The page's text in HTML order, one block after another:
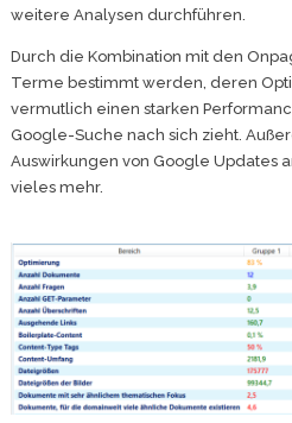
weitere Analysen durchführen.
Durch die Kombination mit den
Terme bestimmt werden, deren
vermutlich einen starken
Google-Suche nach sich zieht.
Auswirkungen von Google Updates
vieles mehr.